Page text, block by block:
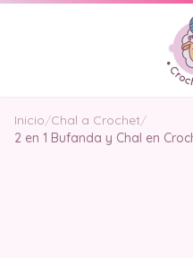
Inicio/Chal a Crochet/
2 en 1 Bufanda y Chal en